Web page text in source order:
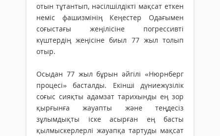
отын тұтантып, нәсілшілдікті мақсат еткен
неміс фашизмінің Кеңестер Одағымен
соғыстағы жеңілісіне погрессивті
күштердің жеңісіне биыл 77 жыл толып
отыр.
Осыдан 77 жыл бұрын әйгілі «Нюрнберг
процесі» басталды. Екінші дүниежүзілік
соғыс сияқты адамзат тарихынды ең зор
қырғынға жауапты және теңдесіз
зұлымдықты іске асырған ең басты
қылмыскерлерлі жауапқа тартуды мақсат